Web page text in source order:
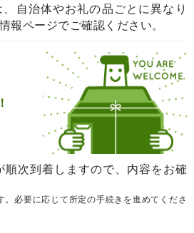
自治体やお礼の品ごとに異なり
報ページでご確認ください。
順次到着しますので、内容をお確
必要に応じて所定の手続きを進めてくださ